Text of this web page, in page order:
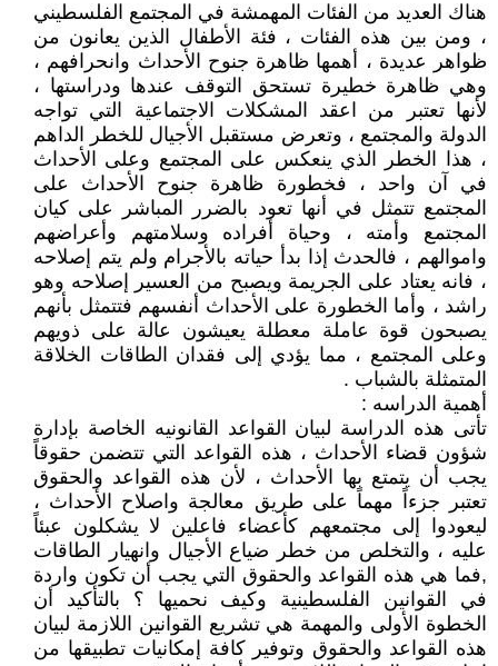
هناك العديد من الفئات المهمشة في المجتمع الفلسطيني
، ومن بين هذه الفئات ، فئة الأطفال الذين يعانون من
ظواهر عديدة ، أهمها ظاهرة جنوح الأحداث وانحرافهم ،
وهي ظاهرة خطيرة تستحق التوقف عندها ودراستها ،
لأنها تعتبر من اعقد المشكلات الاجتماعية التي تواجه
الدولة والمجتمع ، وتعرض مستقبل الأجيال للخطر الداهم
، هذا الخطر الذي ينعكس على المجتمع وعلى الأحداث
في آن واحد ، فخطورة ظاهرة جنوح الأحداث على
المجتمع تتمثل في أنها تعود بالضرر المباشر على كيان
المجتمع وأمته ، وحياة أفراده وسلامتهم وأعراضهم
واموالهم ، فالحدث إذا بدأ حياته بالأجرام ولم يتم إصلاحه
، فانه يعتاد على الجريمة ويصبح من العسير إصلاحه وهو
راشد ، وأما الخطورة على الأحداث أنفسهم فتتمثل بأنهم
يصبحون قوة عاملة معطلة يعيشون عالة على ذويهم
وعلى المجتمع ، مما يؤدي إلى فقدان الطاقات الخلاقة
المتمثلة بالشباب .
أهمية الدراسه :
تأتى هذه الدراسة لبيان القواعد القانونيه الخاصة بإدارة
شؤون قضاء الأحداث ، هذه القواعد التي تتضمن حقوقاً
يجب أن يتمتع بها الأحداث ، لأن هذه القواعد والحقوق
تعتبر جزءاً مهماً على طريق معالجة واصلاح الأحداث ،
ليعودوا إلى مجتمعهم كأعضاء فاعلين لا يشكلون عبئاً
عليه ، والتخلص من خطر ضياع الأجيال وانهيار الطاقات
,فما هي هذه القواعد والحقوق التي يجب أن تكون واردة
في القوانين الفلسطينية وكيف نحميها ؟ بالتأكيد أن
الخطوة الأولى والمهمة هي تشريع القوانين اللازمة لبيان
هذه القواعد والحقوق وتوفير كافة إمكانيات تطبيقها من